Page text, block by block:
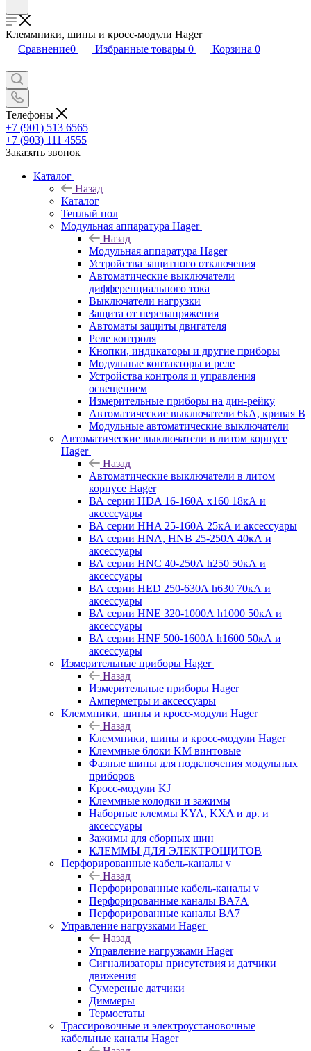
Клеммники, шины и кросс-модули Hager
Сравнение0 Избранные товары 0 Корзина 0
Телефоны
+7 (901) 513 6565
+7 (903) 111 4555
Заказать звонок
Каталог
Назад
Каталог
Теплый пол
Модульная аппаратура Hager
Назад
Модульная аппаратура Hager
Устройства защитного отключения
Автоматические выключатели
дифференциального тока
Выключатели нагрузки
Защита от перенапряжения
Автоматы защиты двигателя
Реле контроля
Кнопки, индикаторы и другие приборы
Модульные контакторы и реле
Устройства контроля и управления
освещением
Измерительные приборы на дин-рейку
Автоматические выключатели 6kA, кривая В
Модульные автоматические выключатели
Автоматические выключатели в литом корпусе
Hager
Назад
Автоматические выключатели в литом
корпусе Hager
ВА серии HDA 16-160А x160 18кА и
аксессуары
ВА серии HHA 25-160А 25кА и аксессуары
ВА серии HNA, HNB 25-250А 40кА и
аксессуары
ВА серии HNC 40-250А h250 50кА и
аксессуары
ВА серии HED 250-630А h630 70кА и
аксессуары
ВА серии HNE 320-1000А h1000 50кА и
аксессуары
ВА серии HNF 500-1600А h1600 50кА и
аксессуары
Измерительные приборы Hager
Назад
Измерительные приборы Hager
Амперметры и аксессуары
Клеммники, шины и кросс-модули Hager
Назад
Клеммники, шины и кросс-модули Hager
Клеммные блоки KM винтовые
Фазные шины для подключения модульных
приборов
Кросс-модули KJ
Клеммные колодки и зажимы
Наборные клеммы KYA, KXA и др. и
аксессуары
Зажимы для сборных шин
КЛЕММЫ ДЛЯ ЭЛЕКТРОЩИТОВ
Перфорированные кабель-каналы v
Назад
Перфорированные кабель-каналы v
Перфорированные каналы BA7A
Перфорированные каналы BA7
Управление нагрузками Hager
Назад
Управление нагрузками Hager
Сигнализаторы присутствия и датчики
движения
Сумереные датчики
Диммеры
Термостаты
Трассировочные и электроустановочные
кабельные каналы Hager